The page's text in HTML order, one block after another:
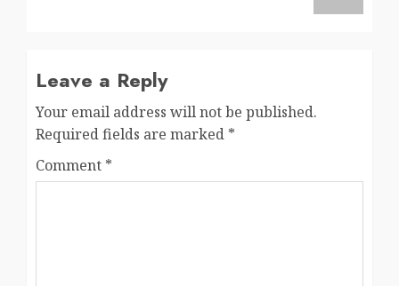
Leave a Reply
Your email address will not be published.
Required fields are marked *
Comment *